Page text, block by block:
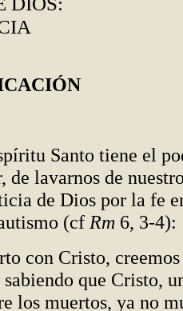
Santo tiene el
de lavarnos de
de Dios por la fe
(cf Rm 6, 3-4):
con Cristo,
que Cristo,
los muertos, ya no